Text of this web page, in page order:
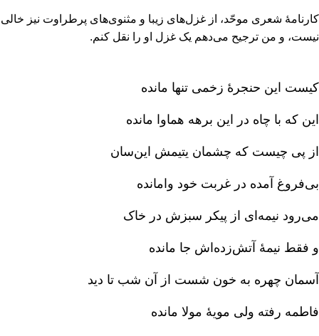
کارنامۀ شعری موحّد، از غزل‌های زیبا و مثنوی‌های پرطراوت نیز خالی
نیست‌، و من ترجیح می‌دهم یک غزل او را نقل کنم‌.
کیست این حنجرۀ زخمی تنها مانده‌
این که با چاه در این برهه هماوا مانده‌
از پی چیست که چشمان یتیمش این‌سان‌
بی‌فروغ آمده در غربت خود وامانده‌
می‌رود نیمه‌ای از پیکر سبزش در خاک‌
و فقط نیمۀ آتش‌زده‌اش جا مانده‌
آسمان چهره به خون شست از آن شب تا دید
فاطمه رفته ولی مویۀ مولا مانده‌